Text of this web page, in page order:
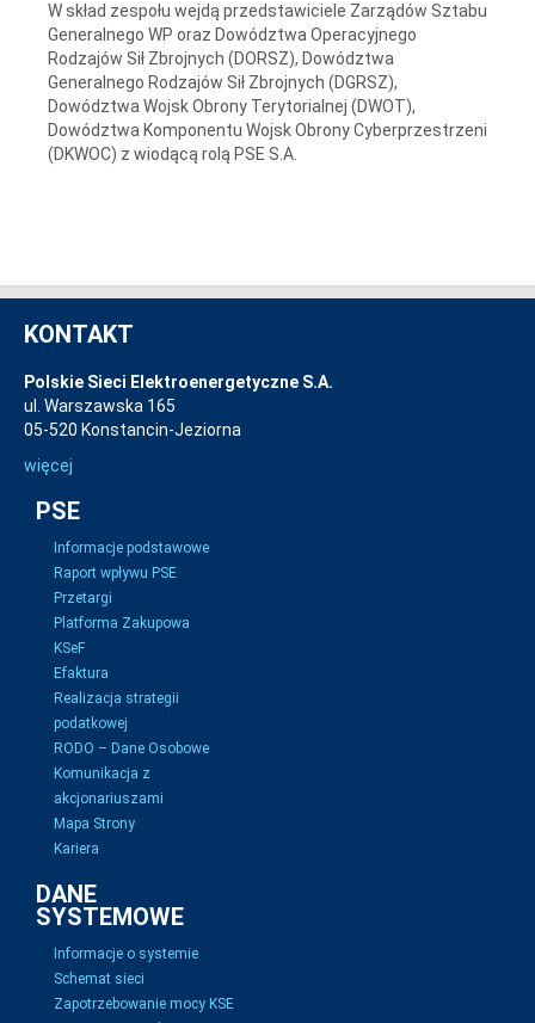
W skład zespołu wejdą przedstawiciele Zarządów Sztabu
Generalnego WP oraz Dowództwa Operacyjnego
Rodzajów Sił Zbrojnych (DORSZ), Dowództwa
Generalnego Rodzajów Sił Zbrojnych (DGRSZ),
Dowództwa Wojsk Obrony Terytorialnej (DWOT),
Dowództwa Komponentu Wojsk Obrony Cyberprzestrzeni
(DKWOC) z wiodącą rolą PSE S.A.
KONTAKT
Polskie Sieci Elektroenergetyczne S.A.
ul. Warszawska 165
05-520 Konstancin-Jeziorna
więcej
PSE
Informacje podstawowe
Raport wpływu PSE
Przetargi
Platforma Zakupowa
KSeF
Efaktura
Realizacja strategii
podatkowej
RODO – Dane Osobowe
Komunikacja z
akcjonariuszami
Mapa Strony
Kariera
DANE
SYSTEMOWE
Informacje o systemie
Schemat sieci
Zapotrzebowanie mocy KSE